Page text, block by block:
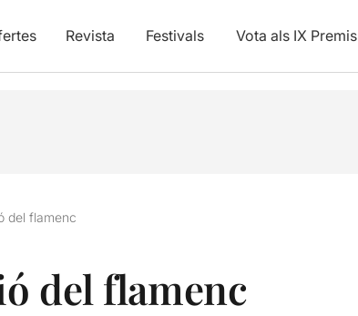
Revista Festivals Vota als IX Premis
del flamenc
del flamenc